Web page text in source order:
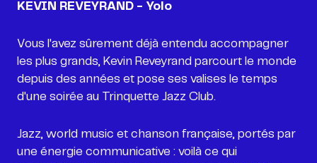
KEVIN REVEYRAND - Yolo
Vous l'avez sûrement déjà entendu accompagner
les plus grands, Kevin Reveyrand parcourt le monde
depuis des années et pose ses valises le temps
d'une soirée au Trinquette Jazz Club.
Jazz, world music et chanson française, portés par
une énergie communicative : voilà ce qui